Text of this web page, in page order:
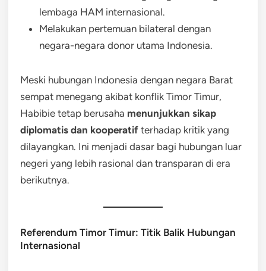
lembaga HAM internasional.
Melakukan pertemuan bilateral dengan
negara-negara donor utama Indonesia.
Meski hubungan Indonesia dengan negara Barat
sempat menegang akibat konflik Timor Timur,
Habibie tetap berusaha menunjukkan sikap
diplomatis dan kooperatif terhadap kritik yang
dilayangkan. Ini menjadi dasar bagi hubungan luar
negeri yang lebih rasional dan transparan di era
berikutnya.
Referendum Timor Timur: Titik Balik Hubungan
Internasional